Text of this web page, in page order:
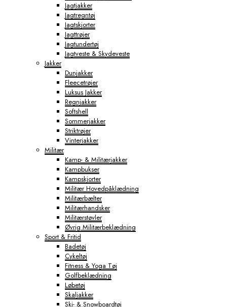
Jagtjakker
Jagtregntøj
Jagtskjorter
Jagttrøjer
Jagtundertøj
Jagtveste & Skydeveste
Jakker
Dunjakker
Fleecetrøjer
Luksus Jakker
Regnjakker
Softshell
Sommerjakker
Striktrøjer
Vinterjakker
Militær
Kamp- & Militærjakker
Kampbukser
Kampskjorter
Militær Hovedpåklædning
Militærbælter
Militærhandsker
Militærstøvler
Øvrig Militærbeklædning
Sport & Fritid
Badetøj
Cykeltøj
Fitness & Yoga Tøj
Golfbeklædning
Løbetøj
Skaljakker
Ski- & Snowboardtøj